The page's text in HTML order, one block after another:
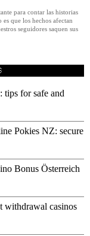
para contar las historias
que los hechos afectan
seguidores saquen sus
tips for safe and
Pokies NZ: secure
Bonus Österreich
withdrawal casinos